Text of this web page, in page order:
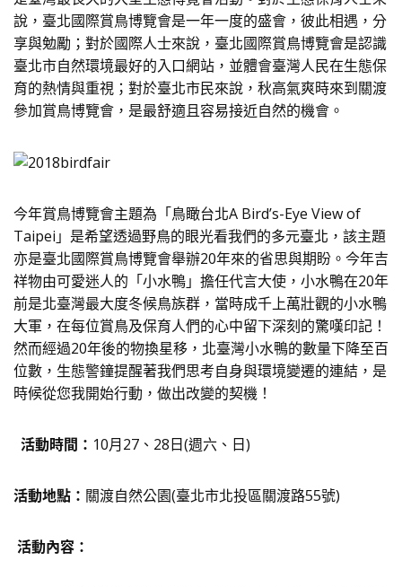
說，臺北國際賞鳥博覽會是一年一度的盛會，彼此相遇，分
享與勉勵；對於國際人士來說，臺北國際賞鳥博覽會是認識
臺北市自然環境最好的入口網站，並體會臺灣人民在生態保
育的熱情與重視；對於臺北市民來說，秋高氣爽時來到關渡
參加賞鳥博覽會，是最舒適且容易接近自然的機會。
今年賞鳥博覽會主題為「鳥瞰台北A Bird’s-Eye View of
Taipei」是希望透過野鳥的眼光看我們的多元臺北，該主題
亦是臺北國際賞鳥博覽會舉辦20年來的省思與期盼。今年吉
祥物由可愛迷人的「小水鴨」擔任代言大使，小水鴨在20年
前是北臺灣最大度冬候鳥族群，當時成千上萬壯觀的小水鴨
大軍，在每位賞鳥及保育人們的心中留下深刻的驚嘆印記！
然而經過20年後的物換星移，北臺灣小水鴨的數量下降至百
位數，生態警鐘提醒著我們思考自身與環境變遷的連結，是
時候從您我開始行動，做出改變的契機！
活動時間： 10月27、28日(週六、日)
活動地點： 關渡自然公園(臺北市北投區關渡路55號)
活動內容：